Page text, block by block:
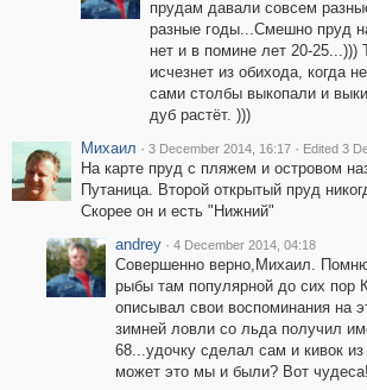
прудам давали совсем
разные годы...Смешно пруд
нет и в помине лет 20-
исчезнет из обихода, когда
сами столбы выкопали и
дуб растёт. )))
Михаил · 3 December 2014, 16:17 · Edited 3
На карте пруд с пляжем и островом
Путаница. Второй открытый пруд
Скорее он и есть "Нижний"
andrey · 4 December 2014, 04:18
Совершенно верно,Михаил.
рыбы там популярной до сих пор
описывал свои воспоминания на
зимней ловли со льда получил
68...удочку сделал сам и кивок
может это мы и были? Вот чудеса!